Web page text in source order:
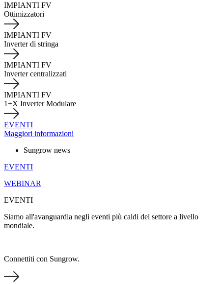
IMPIANTI FV
Ottimizzatori
IMPIANTI FV
Inverter di stringa
IMPIANTI FV
Inverter centralizzati
IMPIANTI FV
1+X Inverter Modulare
EVENTI
Maggiori informazioni
Sungrow news
EVENTI
WEBINAR
EVENTI
Siamo all'avanguardia negli eventi più caldi del settore a livello
mondiale.
Connettiti con Sungrow.